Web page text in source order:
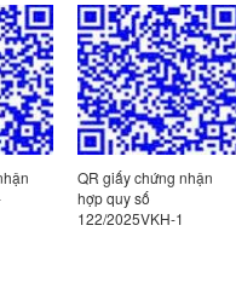
nhận
1
QR giấy chứng nhận
hợp quy số
185/2025VKH-1